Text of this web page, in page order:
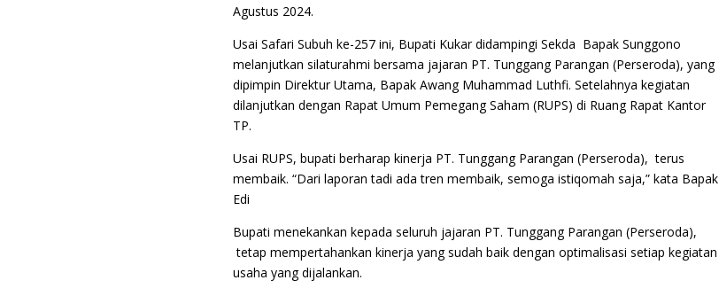
Agustus 2024.
Usai Safari Subuh ke-257 ini, Bupati Kukar didampingi Sekda Bapak Sunggono
melanjutkan silaturahmi bersama jajaran PT. Tunggang Parangan (Perseroda), yang
dipimpin Direktur Utama, Bapak Awang Muhammad Luthfi. Setelahnya kegiatan
dilanjutkan dengan Rapat Umum Pemegang Saham (RUPS) di Ruang Rapat Kantor
TP.
Usai RUPS, bupati berharap kinerja PT. Tunggang Parangan (Perseroda), terus
membaik. “Dari laporan tadi ada tren membaik, semoga istiqomah saja,” kata Bapak
Edi
Bupati menekankan kepada seluruh jajaran PT. Tunggang Parangan (Perseroda),
tetap mempertahankan kinerja yang sudah baik dengan optimalisasi setiap kegiatan
usaha yang dijalankan.